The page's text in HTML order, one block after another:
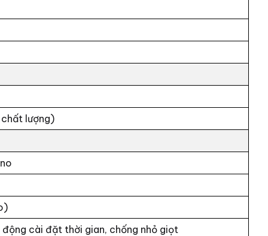
lượng)
cài đặt thời gian, chống nhỏ giọt